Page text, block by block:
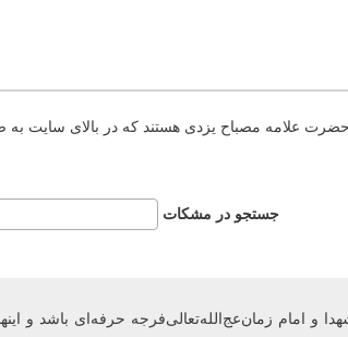
علامه مصباح یزدی هستند که در بالای سایت
جستجو در مشکات
و امام زمان‌عج‌الله‌تعالی‌فرجه حرفه‌ای باشد و